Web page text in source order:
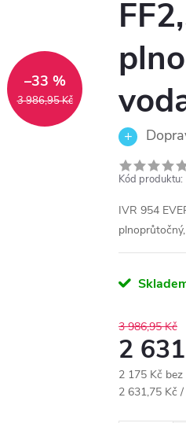
3 986,95 Kč
–33 %
Kód produktu:
IVR 954
3 986,95 Kč
2
2 175 Kč bez
Měrná
2 631,75 Kč